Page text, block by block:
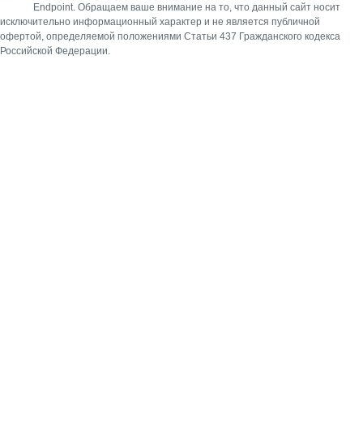
Endpoint. Обращаем ваше внимание на то, что данный сайт носит
исключительно информационный характер и не является публичной
офертой, определяемой положениями Статьи 437 Гражданского кодекса
Российской Федерации.